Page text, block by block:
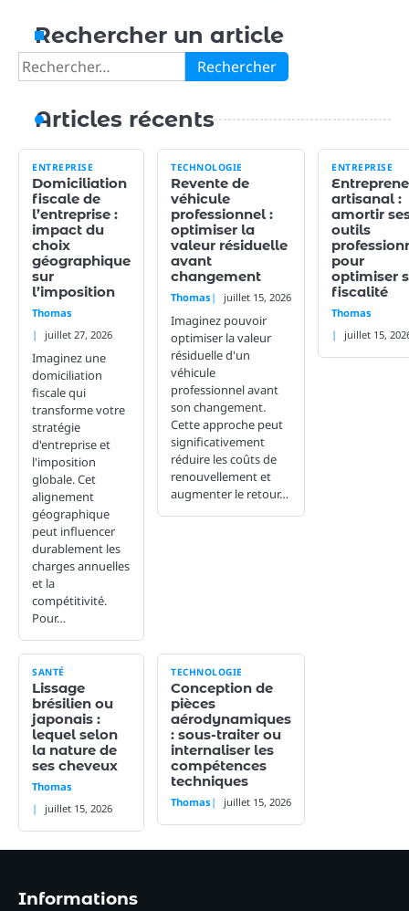
Rechercher un article
Rechercher :
Articles récents
ENTREPRISE
Domiciliation
fiscale de
l’entreprise :
impact du
choix
géographique
sur
l’imposition
Thomas
juillet 27, 2026
Imaginez une
domiciliation
fiscale qui
transforme votre
stratégie
d'entreprise et
l'imposition
globale. Cet
alignement
géographique
peut influencer
durablement les
charges annuelles
et la
compétitivité.
Pour…
TECHNOLOGIE
Revente de
véhicule
professionnel :
optimiser la
valeur résiduelle
avant
changement
Thomas juillet 15, 2026
Imaginez pouvoir
optimiser la valeur
résiduelle d'un
véhicule
professionnel avant
son changement.
Cette approche peut
significativement
réduire les coûts de
renouvellement et
augmenter le retour…
ENTREPRISE
artisanal :
amortir
outils
pour
optimiser
fiscalité
Thomas
juillet 15,
SANTÉ
Lissage
brésilien ou
japonais :
lequel selon
la nature de
ses cheveux
Thomas
juillet 15, 2026
TECHNOLOGIE
Conception de
pièces
aérodynamiques
: sous-traiter ou
internaliser les
compétences
techniques
Thomas juillet 15, 2026
Informations